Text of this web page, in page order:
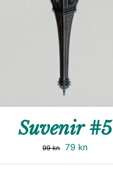
Suvenir #5
99kn 79 kn